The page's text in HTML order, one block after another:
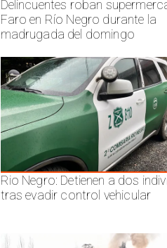
Delincuentes roban
Faro en Río Negro durante la
madrugada del domingo
Rio Negro: Detienen a dos
tras evadir control vehicular